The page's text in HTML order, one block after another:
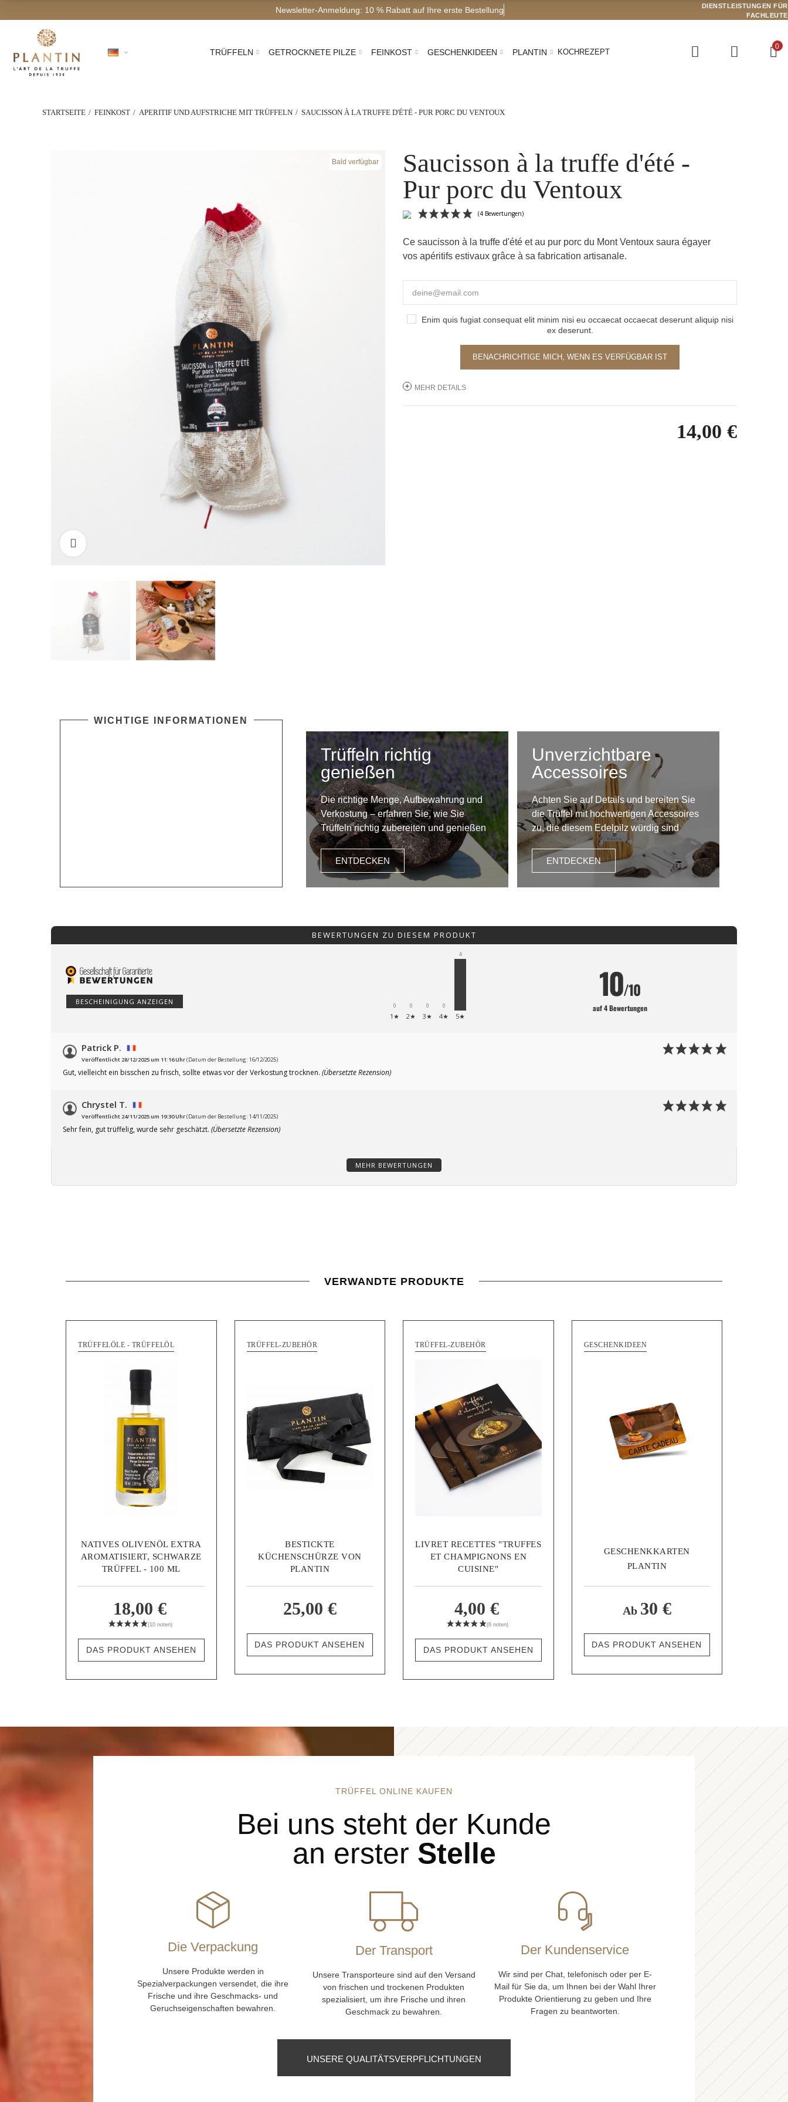
Newsletter-Anmeldung: 10 % Rab
DIENSTLEISTUNGEN FÜR
FACHLEUTE
TRÜFFELN GETROCKNETE PILZE FEINKOST GESCHENKIDEEN PLANTIN KOCHREZEPT
0
STARTSEITE FEINKOST APERITIF UND AUFSTRICHE MIT TRÜFFELN SAUCISSON À LA TRUFFE D'ÉTÉ - PUR PORC DU VENTOUX
Bald verfügbar
Saucisson à la truffe d'été -
Pur porc du Ventoux
(4 Bewertungen)
Ce saucisson à la truffe d'été et au pur porc du Mont Ventoux saura égayer
vos apéritifs estivaux grâce à sa fabrication artisanale.
Enim quis fugiat consequat elit minim nisi eu occaecat occaecat deserunt aliquip nisi
ex deserunt.
BENACHRICHTIGE MICH, WENN ES VERFÜGBAR IST
MEHR DETAILS
14,00 €
WICHTIGE INFORMATIONEN
Trüffeln richtig
genießen
Die richtige Menge, Aufbewahrung und
Verkostung – erfahren Sie, wie Sie
Trüffeln richtig zubereiten und genießen
ENTDECKEN
Unverzichtbare
Accessoires
Achten Sie auf Details und bereiten Sie
die Trüffel mit hochwertigen Accessoires
zu, die diesem Edelpilz würdig sind
ENTDECKEN
BEWERTUNGEN ZU DIESEM PRODUKT
BESCHEINIGUNG ANZEIGEN 0
1★
0
2★
0
3★
0
4★
4
5★
10/10
auf 4 Bewertungen
Patrick P.
Veröffentlicht 28/12/2025 um 11:16 Uhr(Datum der Bestellung: 16/12/2025)
Gut, vielleicht ein bisschen zu frisch, sollte etwas vor der Verkostung trocknen. (Übersetzte Rezension)
Chrystel T.
Veröffentlicht 24/11/2025 um 19:30 Uhr(Datum der Bestellung: 14/11/2025)
Sehr fein, gut trüffelig, wurde sehr geschätzt. (Übersetzte Rezension)
MEHR BEWERTUNGEN
VERWANDTE PRODUKTE
TRÜFFELÖLE - TRÜFFELÖL
NATIVES OLIVENÖL EXTRA
AROMATISIERT, SCHWARZE
TRÜFFEL - 100 ML
18,00 €
DAS PRODUKT ANSEHEN
TRÜFFEL-ZUBEHÖR
BESTICKTE
KÜCHENSCHÜRZE VON
PLANTIN
25,00 €
DAS PRODUKT ANSEHEN
TRÜFFEL-ZUBEHÖR
LIVRET RECETTES "TRUFFES
ET CHAMPIGNONS EN
CUISINE"
4,00 €
DAS PRODUKT ANSEHEN
GESCHENKIDEEN
GESCHENKKARTEN
PLANTIN
Ab 30 €
DAS PRODUKT ANSEHEN
TRÜFFEL ONLINE KAUFEN
Bei uns steht der Kunde
an erster Stelle
Die Verpackung
Unsere Produkte werden in
Spezialverpackungen versendet, die ihre
Frische und ihre Geschmacks- und
Geruchseigenschaften bewahren.
Der Transport
Unsere Transporteure sind auf den Versand
von frischen und trockenen Produkten
spezialisiert, um ihre Frische und ihren
Geschmack zu bewahren.
Der Kundenservice
Wir sind per Chat, telefonisch oder per E-
Mail für Sie da, um Ihnen bei der Wahl Ihrer
Produkte Orientierung zu geben und Ihre
Fragen zu beantworten.
UNSERE QUALITÄTSVERPFLICHTUNGEN